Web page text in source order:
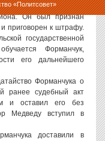
«Политсовет»
обвиненному в
Он был признан
приговорен к штрафу.
государственной
Форманчук,
его дальнейшего
Форманчука о
ранее судебный акт
и оставил его без
Медведу вступил в
доставили в